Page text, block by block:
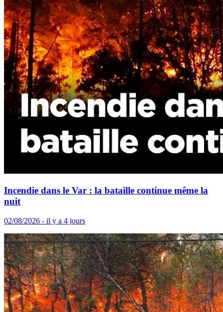
Incendie dans le Var : la bataille continue même la
nuit
02/08/2026 - il y a 4 jours